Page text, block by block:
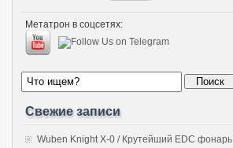
Метатрон в соцсетях:
Свежие записи
Wuben Knight X-0 / Крутейший EDC фонарь